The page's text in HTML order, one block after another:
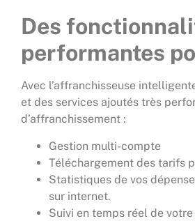
Des
performantes
Avec l’affranchisseuse
et des services ajoutés très
d’affranchissement :
Gestion multi-compte
Téléchargement des tarifs
Statistiques de vos
sur internet.
Suivi en temps réel de